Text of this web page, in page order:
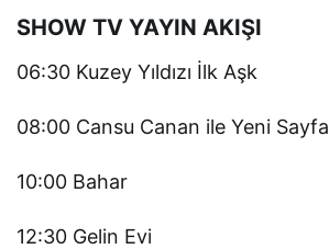
SHOW TV YAYIN AKIŞI
06:30 Kuzey Yıldızı İlk Aşk
08:00 Cansu Canan ile Yeni Sayfa
10:00 Bahar
12:30 Gelin Evi